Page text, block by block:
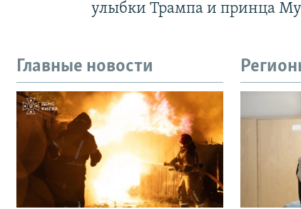
улыбки Трампа и принца
Главные новости